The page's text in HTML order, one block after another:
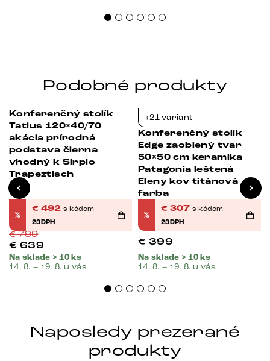
Podobné produkty
-38%
Konferenčný stolík
Tatius 120×40/70
akácia prírodná
podstava čierna
vhodný k Sirpio
Trapeztisch
%
€ 492 s kódom
23DPH
€799
€ 639
Na sklade > 10 ks
14. 8. – 19. 8. u vás
+21 variant
Konferenčný stolík
Edge zaoblený tvar
50×50 cm keramika
Patagonia leštená
Eleny kov titánová
farba
%
€ 307 s kódom
23DPH
€ 399
Na sklade > 10 ks
14. 8. – 19. 8. u vás
Naposledy prezerané
produkty